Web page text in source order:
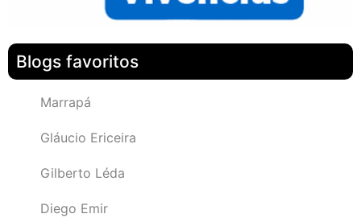
Blogs favoritos
Marrapá
Gláucio Ericeira
Gilberto Léda
Diego Emir